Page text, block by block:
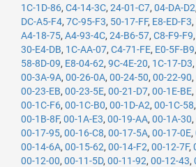
1C-1D-86, C4-14-3C, 24-01-C7, 04-DA-D2
DC-A5-F4, 7C-95-F3, 50-17-FF, E8-ED-F3,
A4-18-75, A4-93-4C, 24-B6-57, C8-F9-F9,
30-E4-DB, 1C-AA-07, C4-71-FE, E0-5F-B9,
58-8D-09, E8-04-62, 9C-4E-20, 1C-17-D3,
00-3A-9A, 00-26-0A, 00-24-50, 00-22-90,
00-23-EB, 00-23-5E, 00-21-D7, 00-1E-BE,
00-1C-F6, 00-1C-B0, 00-1D-A2, 00-1C-58,
00-1B-8F, 00-1A-E3, 00-19-AA, 00-1A-30,
00-17-95, 00-16-C8, 00-17-5A, 00-17-0E,
00-14-6A, 00-15-62, 00-14-F2, 00-12-7F,
00-12-00, 00-11-5D, 00-11-92, 00-12-43,